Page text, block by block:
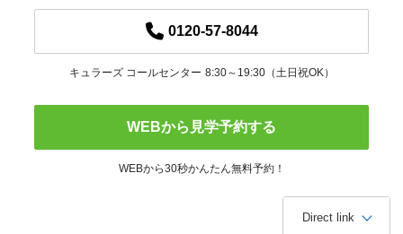
0120-57-8044
キュラーズ コールセンター 8:30～19:30（土日祝OK）
WEBから見学予約する
WEBから30秒かんたん無料予約！
Direct link